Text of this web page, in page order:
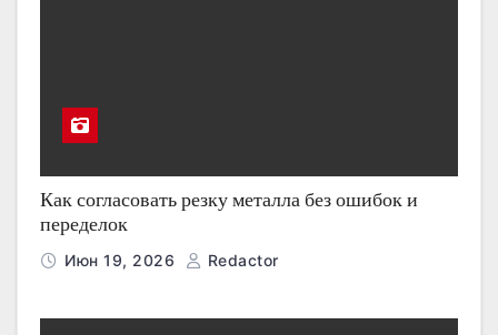
Как согласовать резку металла без ошибок и
переделок
Июн 19, 2026 Redactor